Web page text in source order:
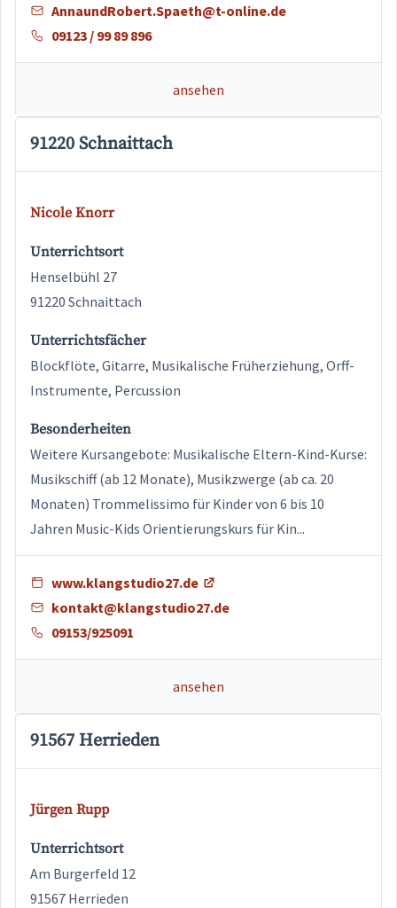
AnnaundRobert.Spaeth@t-online.de
09123 / 99 89 896
ansehen
91220 Schnaittach
Nicole Knorr
Unterrichtsort
Henselbühl 27
91220 Schnaittach
Unterrichtsfächer
Blockflöte, Gitarre, Musikalische Früherziehung, Orff-
Instrumente, Percussion
Besonderheiten
Weitere Kursangebote: Musikalische Eltern-Kind-Kurse:
Musikschiff (ab 12 Monate), Musikzwerge (ab ca. 20
Monaten) Trommelissimo für Kinder von 6 bis 10
Jahren Music-Kids Orientierungskurs für Kin...
www.klangstudio27.de
kontakt@klangstudio27.de
09153/925091
ansehen
91567 Herrieden
Jürgen Rupp
Unterrichtsort
Am Burgerfeld 12
91567 Herrieden